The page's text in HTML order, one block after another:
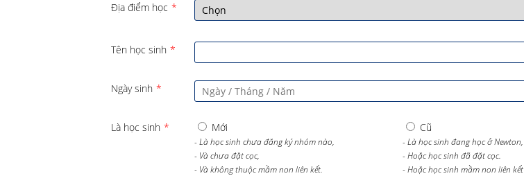
Địa điểm học *
Tên học sinh *
Ngày sinh *
Là học sinh * Mới
- Là học sinh chưa đăng ký nhóm nào,
- Và chưa đặt cọc,
- Và không thuộc mầm non liên kết.
Cũ
- Là học sinh đang học ở Newton,
- Hoặc học sinh đã đặt cọc.
- Hoặc học sinh mầm non liên kết